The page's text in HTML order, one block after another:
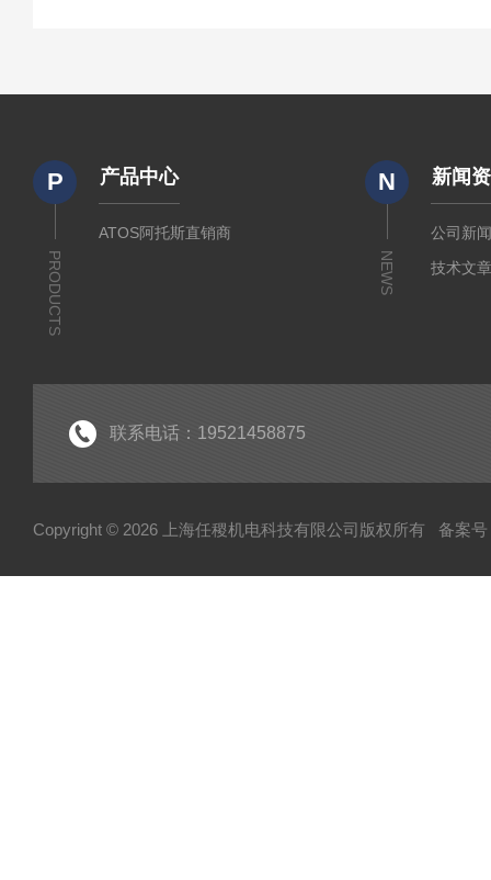
P
PRODUCTS
产品中心
ATOS阿托斯直销商
N
NEWS
新闻
公司新
技术文
联系电话：19521458875
Copyright © 2026 上海任稷机电科技有限公司版权所有 备案号